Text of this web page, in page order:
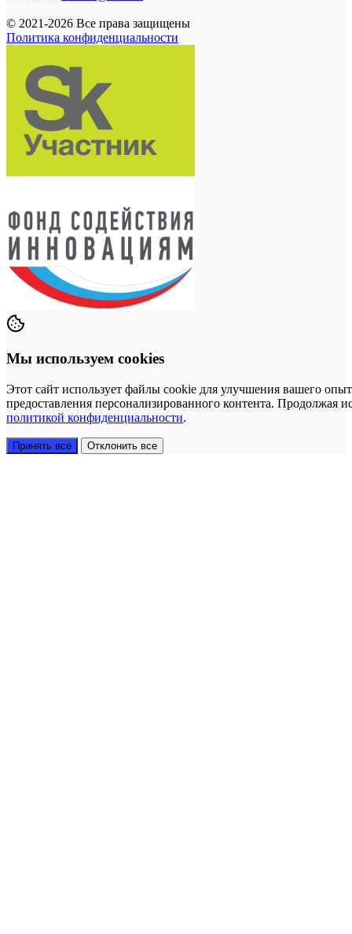
© 2021-2026 Все права защищены
Политика конфиденциальности
Мы используем cookies
Этот сайт использует файлы cookie для улучшения вашего
предоставления персонализированного контента. Продолжая
политикой конфиденциальности.
Принять все Отклонить все